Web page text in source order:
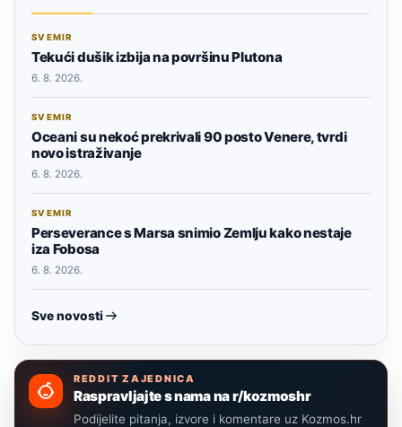
SVEMIR
Tekući dušik izbija na površinu Plutona
6. 8. 2026.
SVEMIR
Oceani su nekoć prekrivali 90 posto Venere, tvrdi
novo istraživanje
6. 8. 2026.
SVEMIR
Perseverance s Marsa snimio Zemlju kako nestaje
iza Fobosa
6. 8. 2026.
Sve novosti
REDDIT ZAJEDNICA
Raspravljajte s nama na r/kozmoshr
Podijelite pitanja, izvore i komentare uz Kozmos.hr